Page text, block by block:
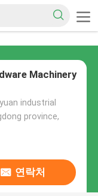
Machinery
industrial
province,
연락처